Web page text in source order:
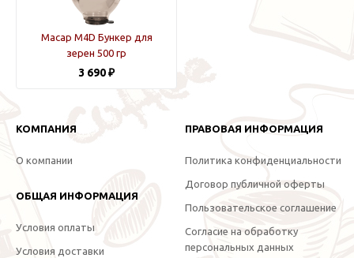
Macap M4D Бункер для
зерен 500 гр
3 690 ₽
КОМПАНИЯ
О компании
ОБЩАЯ ИНФОРМАЦИЯ
Условия оплаты
Условия доставки
ПРАВОВАЯ ИНФОРМАЦИЯ
Политика конфиденциальности
Договор публичной оферты
Пользовательское соглашение
Согласие на обработку
персональных данных